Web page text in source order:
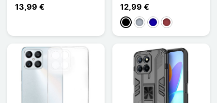
13,99 € 12,99 €
PretoCinzentoAzul Escuro
Vermelho escuro